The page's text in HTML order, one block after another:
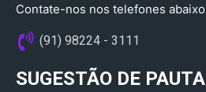
Contate-nos nos telefones abaixo
(91) 98224 - 3111
SUGESTÃO DE PAUTA